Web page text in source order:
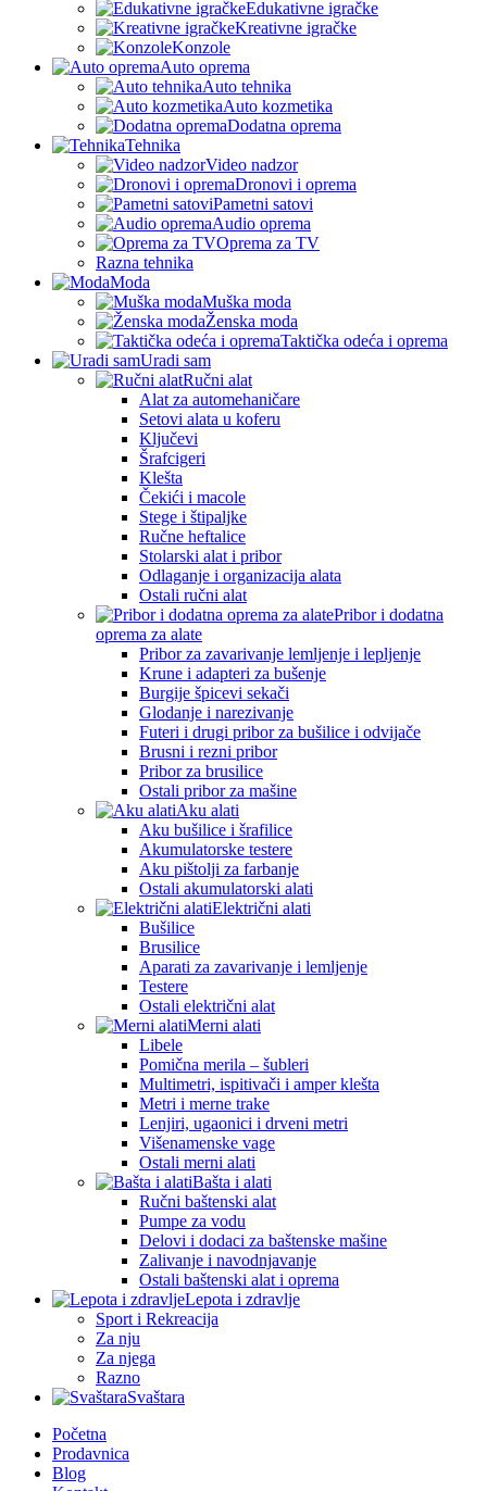
Edukativne igračke
Kreativne igračke
Konzole
Auto oprema
Auto tehnika
Auto kozmetika
Dodatna oprema
Tehnika
Video nadzor
Dronovi i oprema
Pametni satovi
Audio oprema
Oprema za TV
Razna tehnika
Moda
Muška moda
Ženska moda
Taktička odeća i oprema
Uradi sam
Ručni alat
Alat za automehaničare
Setovi alata u koferu
Ključevi
Šrafcigeri
Klešta
Čekići i macole
Stege i štipaljke
Ručne heftalice
Stolarski alat i pribor
Odlaganje i organizacija alata
Ostali ručni alat
Pribor i dodatna
oprema za alate
Pribor za zavarivanje lemljenje i lepljenje
Krune i adapteri za bušenje
Burgije špicevi sekači
Glodanje i narezivanje
Futeri i drugi pribor za bušilice i odvijače
Brusni i rezni pribor
Pribor za brusilice
Ostali pribor za mašine
Aku alati
Aku bušilice i šrafilice
Akumulatorske testere
Aku pištolji za farbanje
Ostali akumulatorski alati
Električni alati
Bušilice
Brusilice
Aparati za zavarivanje i lemljenje
Testere
Ostali električni alat
Merni alati
Libele
Pomična merila – šubleri
Multimetri, ispitivači i amper klešta
Metri i merne trake
Lenjiri, ugaonici i drveni metri
Višenamenske vage
Ostali merni alati
Bašta i alati
Ručni baštenski alat
Pumpe za vodu
Delovi i dodaci za baštenske mašine
Zalivanje i navodnjavanje
Ostali baštenski alat i oprema
Lepota i zdravlje
Sport i Rekreacija
Za nju
Za njega
Razno
Svaštara
Početna
Prodavnica
Blog